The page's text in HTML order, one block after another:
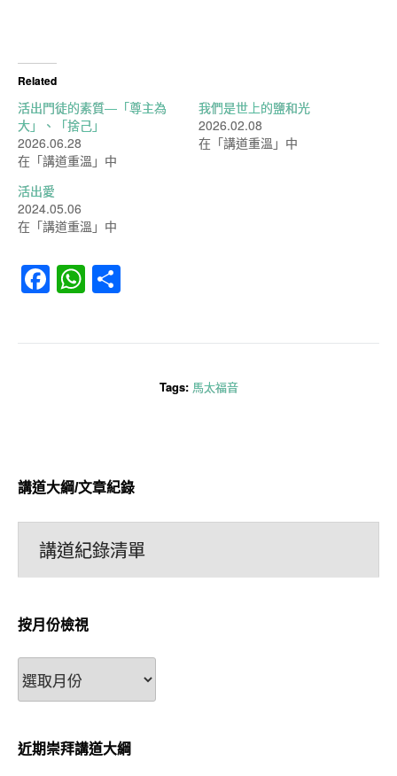
Related
活出門徒的素質—「尊主為
大」、「捨己」
2026.06.28
在「講道重溫」中
我們是世上的鹽和光
2026.02.08
在「講道重溫」中
活出愛
2024.05.06
在「講道重溫」中
Facebook
WhatsApp
Tags: 馬太福音
講道大綱/文章紀錄
講道紀錄清單
按月份檢視
按
月
檢
視
近期崇拜講道大綱